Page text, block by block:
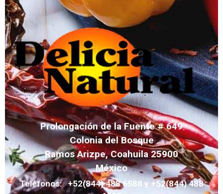
Prolongación de la Fuente # 649
Colonia del Bosque
Ramos Arizpe, Coahuila 25900
México
Teléfonos: +52(844) 488 6588 y +52(844) 488